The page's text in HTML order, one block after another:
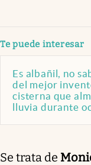
Te puede interesar
Es albañil, no
del mejor
cisterna que
lluvia durante
Se trata de